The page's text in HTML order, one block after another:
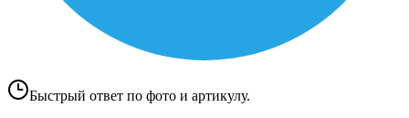
Быстрый ответ по фото и артикулу.